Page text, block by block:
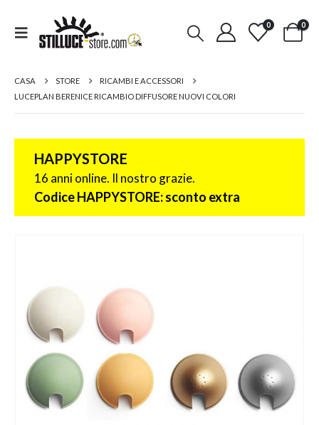
0 0
CASA STORE
RICAMBI E ACCESSORI
LUCEPLAN BERENICE RICAMBIO DIFFUSORE NUOVI COLORI
HAPPYSTORE
16 anni online. Il nostro grazie.
Codice HAPPYSTORE: sconto extra